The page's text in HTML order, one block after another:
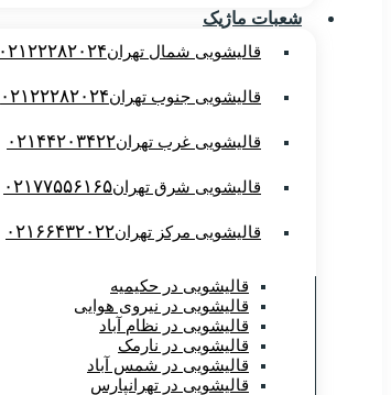
شعبات ماژیک
قالیشویی شمال تهران۰۲۱۲۲۲۸۲۰۲۴
قالیشویی جنوب تهران۰۲۱۲۲۲۸۲۰۲۴
قالیشویی غرب تهران۰۲۱۴۴۲۰۳۴۲۲
قالیشویی شرق تهران۰۲۱۷۷۵۵۶۱۶۵
قالیشویی مرکز تهران۰۲۱۶۶۴۳۲۰۲۲
قالیشویی در حکیمیه
قالیشویی در نیروی هوایی
قالیشویی در نظام آباد
قالیشویی در نارمک
قالیشویی در شمس آباد
قالیشویی در تهرانپارس